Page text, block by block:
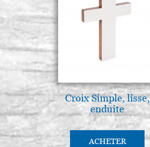
Croix Simple, lisse,
enduite
ACHETER